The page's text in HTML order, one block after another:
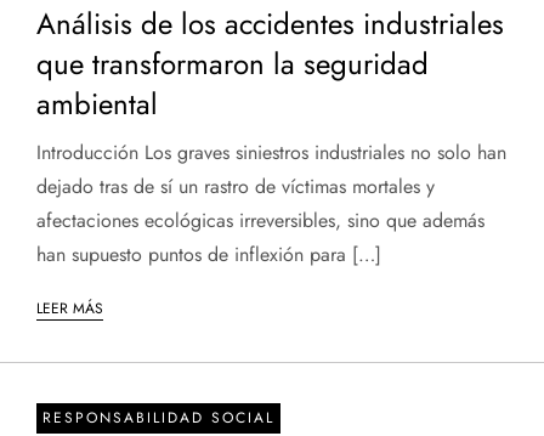
Análisis de los accidentes industriales
que transformaron la seguridad
ambiental
Introducción Los graves siniestros industriales no solo han
dejado tras de sí un rastro de víctimas mortales y
afectaciones ecológicas irreversibles, sino que además
han supuesto puntos de inflexión para […]
LEER MÁS
RESPONSABILIDAD SOCIAL